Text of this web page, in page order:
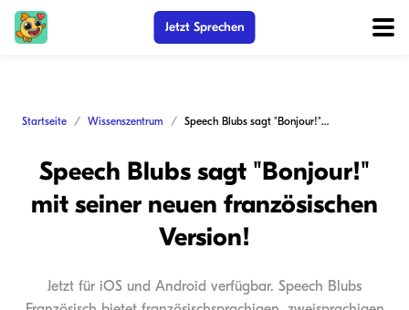
Jetzt Sprechen
Startseite Wissenszentrum Speech Blubs sagt "Bonjour!" mit seiner neuen französischen Version!
Speech Blubs sagt "Bonjour!"
mit seiner neuen französischen
Version!
Jetzt für iOS und Android verfügbar. Speech Blubs